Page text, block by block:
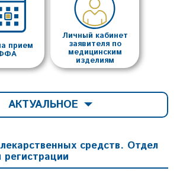
прием
Личный кабинет
заявителя по
медицинским
изделиям
средств. Отдел
регистрации
АКТУАЛЬНОЕ